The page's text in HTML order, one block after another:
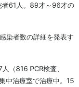
者61人。89才～96才の
染者数の詳細を発表す
（816 PCR検査、
中治療室で治療中。15